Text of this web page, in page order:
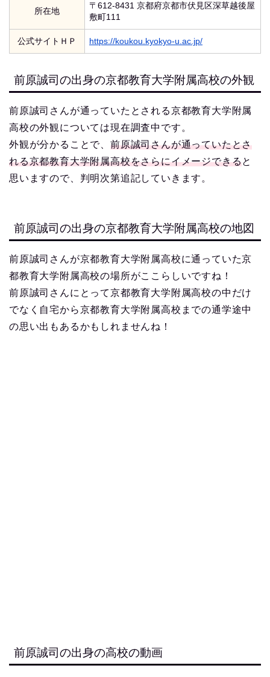
所在地
〒612-8431 京都府京都市伏見区深草越後屋
敷町111
公式サイトＨＰ https://koukou.kyokyo-u.ac.jp/
前原誠司の出身の京都教育大学附属高校の外観
前原誠司さんが通っていたとされる京都教育大学附属
高校の外観については現在調査中です。
外観が分かることで、 前原誠司さんが通っていたとさ
れる京都教育大学附属高校をさらにイメージできると
思いますので、判明次第追記していきます。
前原誠司の出身の京都教育大学附属高校の地図
前原誠司さんが京都教育大学附属高校に通っていた京
都教育大学附属高校の場所がここらしいですね！
前原誠司さんにとって京都教育大学附属高校の中だけ
でなく自宅から京都教育大学附属高校までの通学途中
の思い出もあるかもしれませんね！
前原誠司の出身の高校の動画